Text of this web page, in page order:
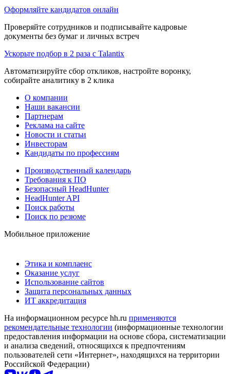
Оформляйте кандидатов онлайн
Проверяйте сотрудников и подписывайте кадровые
документы без бумаг и личных встреч
Ускорьте подбор в 2 раза с Talantix
Автоматизируйте сбор откликов, настройте воронку,
собирайте аналитику в 2 клика
О компании
Наши вакансии
Партнерам
Реклама на сайте
Новости и статьи
Инвесторам
Кандидаты по профессиям
Производственный календарь
Требования к ПО
Безопасный HeadHunter
HeadHunter API
Поиск работы
Поиск по резюме
Мобильное приложение
Этика и комплаенс
Оказание услуг
Использование сайтов
Защита персональных данных
ИТ аккредитация
На информационном ресурсе hh.ru применяются
рекомендательные технологии (информационные технологии
предоставления информации на основе сбора, систематизации
и анализа сведений, относящихся к предпочтениям
пользователей сети «Интернет», находящихся на территории
Российской Федерации)